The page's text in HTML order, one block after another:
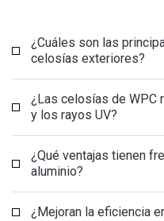
¿Cuáles son las
celosías exteriores?
¿Las celosías de WPC
y los rayos UV?
¿Qué ventajas tienen
aluminio?
¿Mejoran la eficiencia